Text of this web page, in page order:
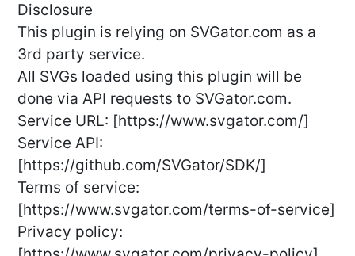
Disclosure
This plugin is relying on SVGator.com as a
3rd party service.
All SVGs loaded using this plugin will be
done via API requests to SVGator.com.
Service URL: [https://www.svgator.com/]
Service API:
[https://github.com/SVGator/SDK/]
Terms of service:
[https://www.svgator.com/terms-of-service]
Privacy policy: